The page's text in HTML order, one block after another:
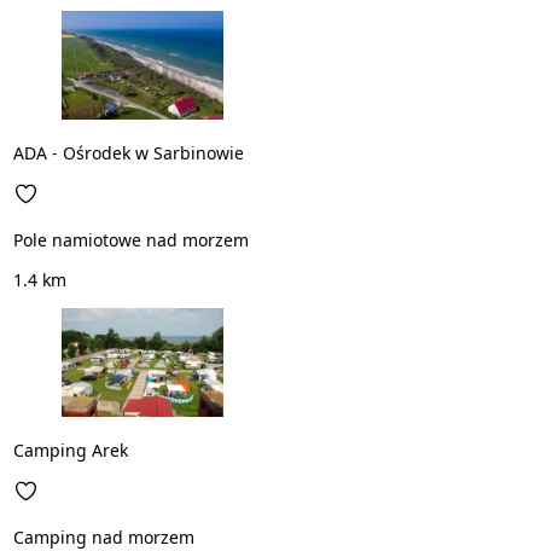
ADA - Ośrodek w Sarbinowie
Pole namiotowe nad morzem
1.4 km
Camping Arek
Camping nad morzem